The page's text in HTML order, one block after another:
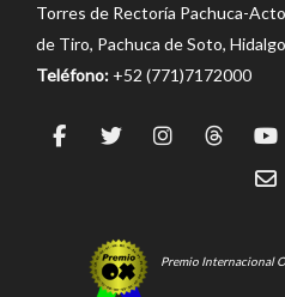
Torres de Rectoría Pachuca-
de Tiro, Pachuca de Soto,
Teléfono: +52 (771)7172000
Premio Internacional